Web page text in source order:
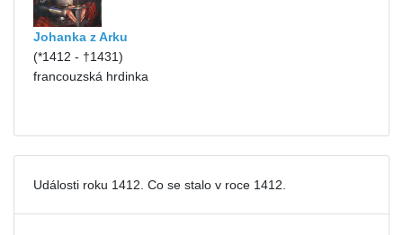
Johanka z Arku
(*1412 - †1431)
francouzská hrdinka
Události roku 1412. Co se stalo v roce 1412.